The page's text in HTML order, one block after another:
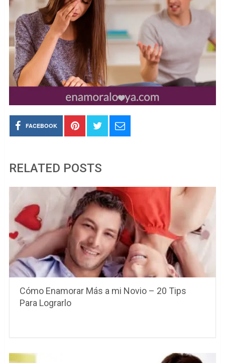
FACEBOOK
RELATED POSTS
Cómo Enamorar Más a mi Novio – 20 Tips
Para Lograrlo